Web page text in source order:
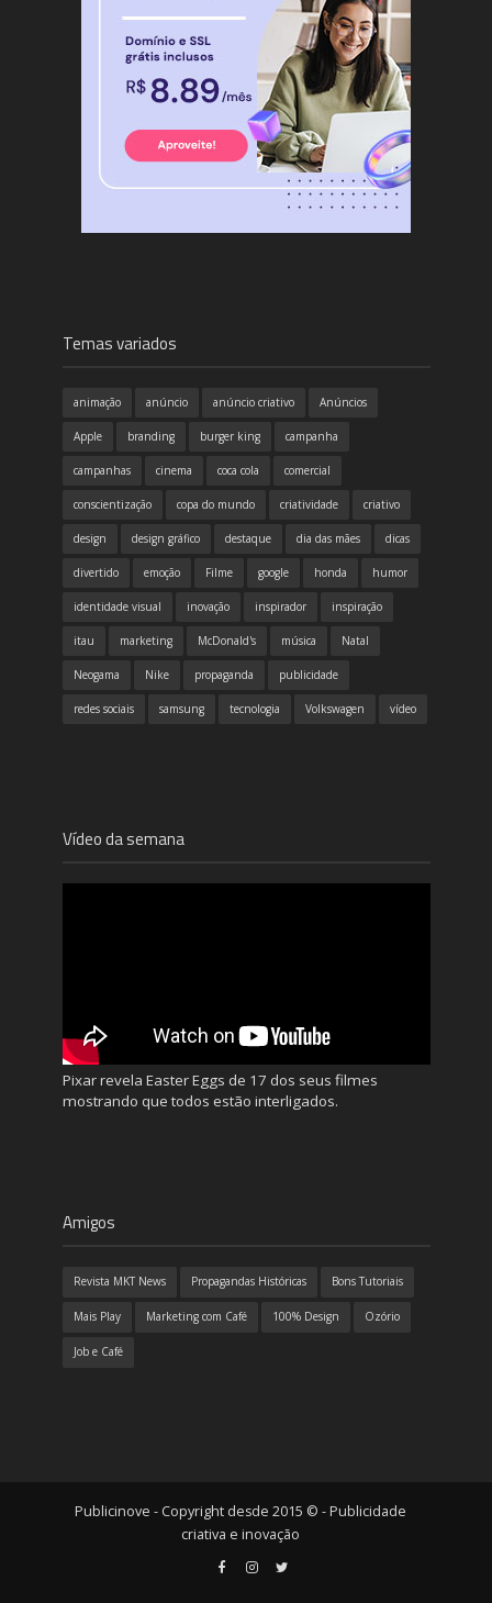
Temas variados
animação anúncio anúncio criativo Anúncios
Apple branding burger king campanha
campanhas cinema coca cola comercial
conscientização copa do mundo criatividade criativo
design design gráfico destaque dia das mães dicas
divertido emoção Filme google honda humor
identidade visual inovação inspirador inspiração
itau marketing McDonald's música Natal
Neogama Nike propaganda publicidade
redes sociais samsung tecnologia Volkswagen vídeo
Vídeo da semana
Pixar revela Easter Eggs de 17 dos seus filmes
mostrando que todos estão interligados.
Amigos
Revista MKT News Propagandas Históricas Bons Tutoriais
Mais Play Marketing com Café 100% Design Ozório
Job e Café
Publicinove - Copyright desde 2015 © - Publicidade
criativa e inovação